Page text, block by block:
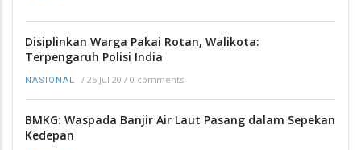
Disiplinkan Warga Pakai Rotan, Walikota:
Terpengaruh Polisi India
NASIONAL / 25 Jul 20 / 0 comments
BMKG: Waspada Banjir Air Laut Pasang dalam Sepekan
Kedepan